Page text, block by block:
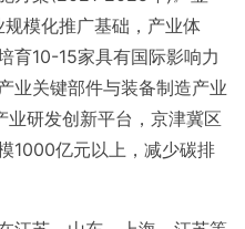
模化推广基础，产业体
育10-15家具有国际影响力
业关键部件与装备制造产业
研发创新平台，京津冀区
1000亿元以上，减少碳排